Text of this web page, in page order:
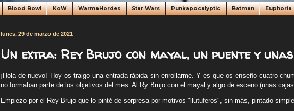
Blood Bowl KoW WarmaHordes Star Wars Punkapocalyptic Batman Euphoria
lunes, 29 de marzo de 2021
Un extra: Rey Brujo con mayal, un puente y
¡Hola de nuevo! Hoy os traigo una entrada rápida sin enrollarme. Y es que os enseño cuatro
no formaban parte de los objetivos del mes: Al Ry Brujo con el mayal y algo de esceno (unas
Empiezo por el Rey Brujo que lo pinté de sorpresa por motivos "llutuferos", sin más, pintado